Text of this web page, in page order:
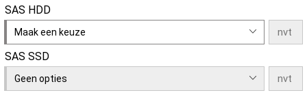
SAS HDD
Maak een keuze
SAS SSD
Geen opties